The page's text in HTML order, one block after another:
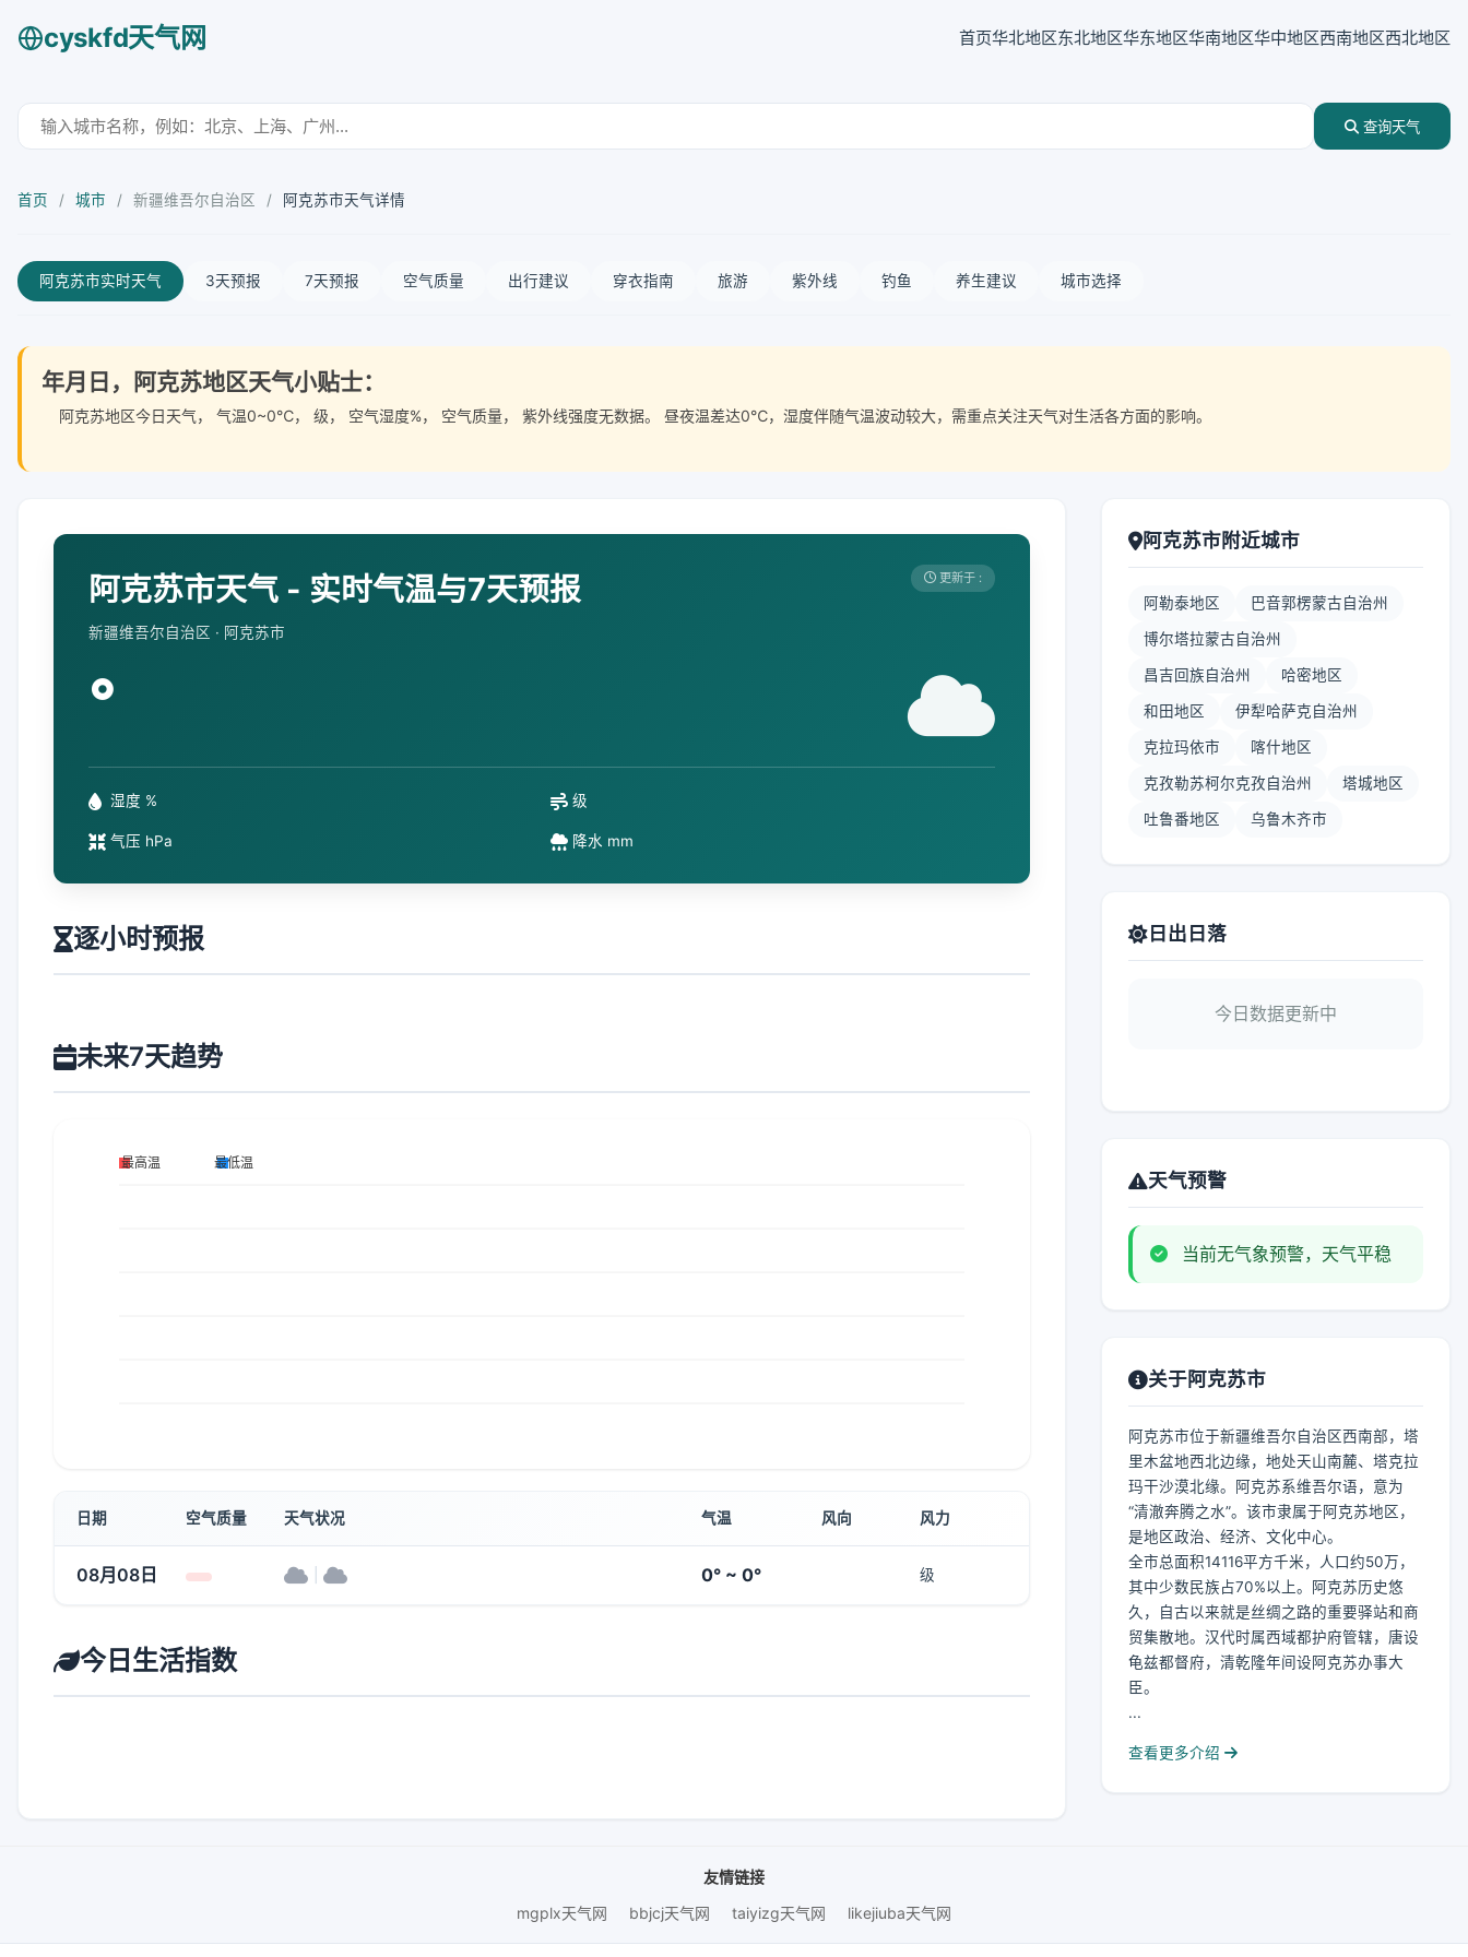
cyskfd天气网 首页华北地区东北地区华东地区华南地区华中地区西南地区西北地区
查询天气
首页 / 城市 / 新疆维吾尔自治区 / 阿克苏市天气详情
阿克苏市实时天气 3天预报 7天预报 空气质量 出行建议 穿衣指南 旅游 紫外线 钓鱼 养生建议 城市选择
年月日，阿克苏地区天气小贴士：
阿克苏地区今日天气， 气温0~0℃， 级， 空气湿度%， 空气质量， 紫外线强度无数据。 昼夜温差达0℃，湿度伴随气温波动较大，需重点关注天气对生活各方面的影响。
阿克苏市天气 - 实时气温与7天预报
新疆维吾尔自治区 · 阿克苏市
更新于 :
°
湿度 % 级
气压 hPa 降水 mm
逐小时预报
未来7天趋势
日期 空气质量 天气状况 气温 风向 风力
08月08日 0° ~ 0° 级
今日生活指数
阿克苏市附近城市
阿勒泰地区 巴音郭楞蒙古自治州
博尔塔拉蒙古自治州
昌吉回族自治州 哈密地区
和田地区 伊犁哈萨克自治州
克拉玛依市 喀什地区
克孜勒苏柯尔克孜自治州 塔城地区
吐鲁番地区 乌鲁木齐市
日出日落
今日数据更新中
天气预警
当前无气象预警，天气平稳
关于阿克苏市
阿克苏市位于新疆维吾尔自治区西南部，塔
里木盆地西北边缘，地处天山南麓、塔克拉
玛干沙漠北缘。阿克苏系维吾尔语，意为
“清澈奔腾之水”。该市隶属于阿克苏地区，
是地区政治、经济、文化中心。
全市总面积14116平方千米，人口约50万，
其中少数民族占70%以上。阿克苏历史悠
久，自古以来就是丝绸之路的重要驿站和商
贸集散地。汉代时属西域都护府管辖，唐设
龟兹都督府，清乾隆年间设阿克苏办事大
臣。
...
查看更多介绍
友情链接
mgplx天气网
bbjcj天气网 taiyizg天气网 likejiuba天气网